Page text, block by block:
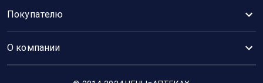
Покупателю
О компании